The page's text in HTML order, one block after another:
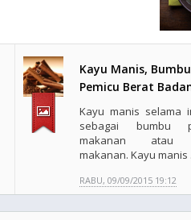
Kayu Manis,
Pemicu Berat
Kayu manis selama
sebagai bumbu
makanan atau
makanan. Kayu manis
RABU, 09/09/2015 19:12